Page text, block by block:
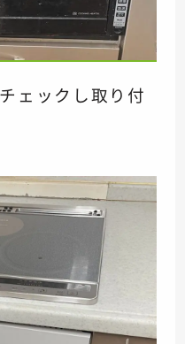
ェックし取り付